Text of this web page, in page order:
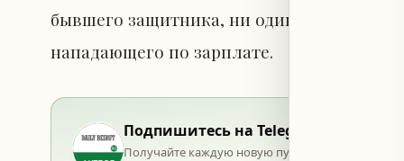
бывшего защитника, ни один клуб Серии
нападающего по зарплате.
Подпишитесь на Telegram
Получайте каждую новую публикацию в момент